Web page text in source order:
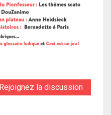
Rejoignez la discussion